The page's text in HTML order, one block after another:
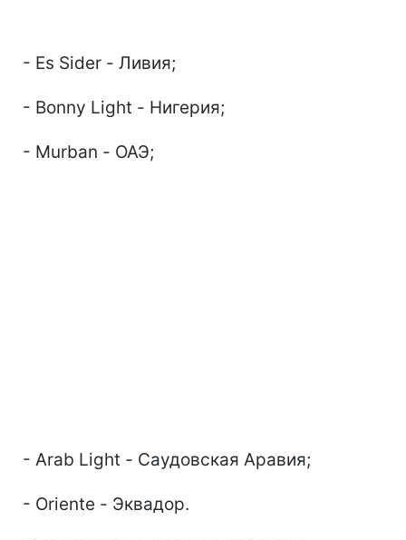
- Es Sider - Ливия;
- Bonny Light - Нигерия;
- Murban - ОАЭ;
- Arab Light - Саудовская Аравия;
- Oriente - Эквадор.